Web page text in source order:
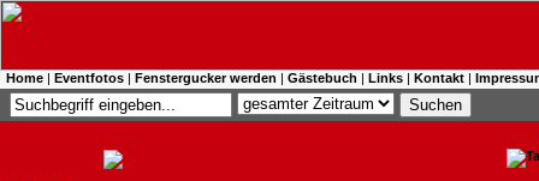
Home | Eventfotos | Fenstergucker werden | Gästebuch | Links | Kontakt |